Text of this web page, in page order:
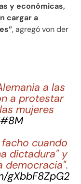
y económicas,
cargar a
, agregó von der
a las
a protestar
mujeres
#8M
cuando
dictadura" y
democracia".
gXbbF8ZpG2